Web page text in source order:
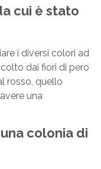
cui è stato
i diversi colori ad
dai fiori di pero
rosso, quello
una
colonia di